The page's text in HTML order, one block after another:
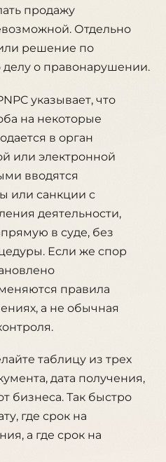
продажу
Отдельно
решение по
делу о правонарушении.
указывает, что
на некоторые
в орган
или электронной
вводятся
или санкции с
деятельности,
в суде, без
Если же спор
правила
а не обычная
таблицу из трех
дата получения,
бизнеса. Так быстро
где срок на
а где срок на